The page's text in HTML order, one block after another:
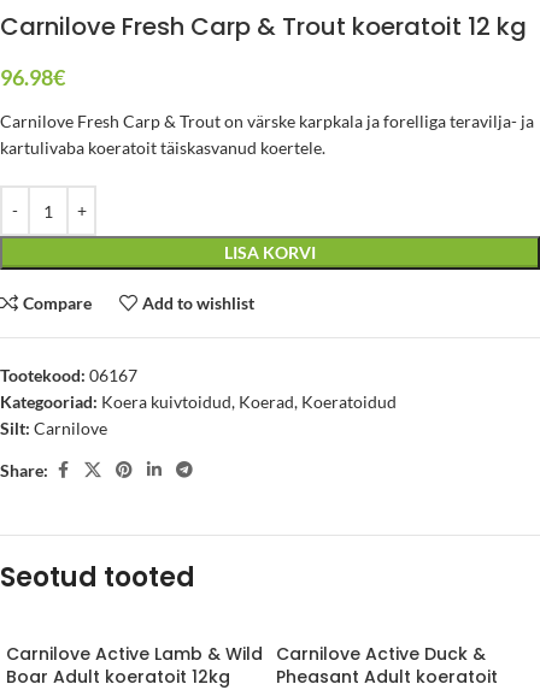
Carnilove Fresh Carp & Trout koeratoit 12 kg
96.98€
Carnilove Fresh Carp & Trout on värske karpkala ja forelliga teravilja- ja
kartulivaba koeratoit täiskasvanud koertele.
LISA KORVI
Compare Add to wishlist
Tootekood: 06167
Kategooriad: Koera kuivtoidud, Koerad, Koeratoidud
Silt: Carnilove
Share:
Seotud tooted
Carnilove Active Lamb & Wild
Boar Adult koeratoit 12kg
Carnilove Active Duck &
Pheasant Adult koeratoit